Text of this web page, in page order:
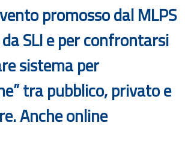
promosso dal MLPS
SLI e per confrontarsi
sistema per
tra pubblico, privato e
Anche online